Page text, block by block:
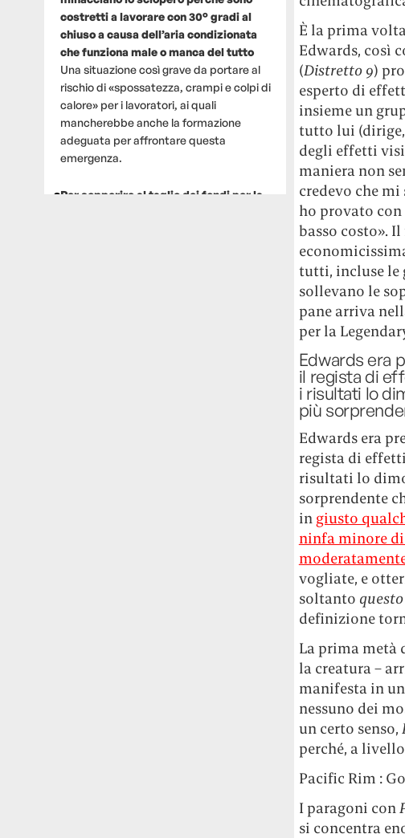
costretti a lavorare con 30° gradi al
chiuso a causa dell’aria condizionata
che funziona male o manca del tutto
Una situazione così grave da portare al
rischio di «spossatezza, crampi e colpi di
calore» per i lavoratori, ai quali
mancherebbe anche la formazione
adeguata per affrontare questa
emergenza.
Per sopperire al taglio dei fondi per la
È la prima
Edwards, così
(Distretto 9)
esperto di
insieme un
tutto lui (dirige,
degli effetti
maniera non
credevo che
ho provato con
basso costo».
tutti, incluse le
sollevano le
pane arriva
per la
Edwards era
il regista di
i risultati lo
più
Edwards era
regista di
risultati lo
sorprendente
in giusto
ninfa minore
vogliate, e
soltanto questo
definizione
La prima metà
la creatura –
manifesta in
nessuno dei
un certo senso,
perché, a
Pacific Rim :
I paragoni con
si concentra